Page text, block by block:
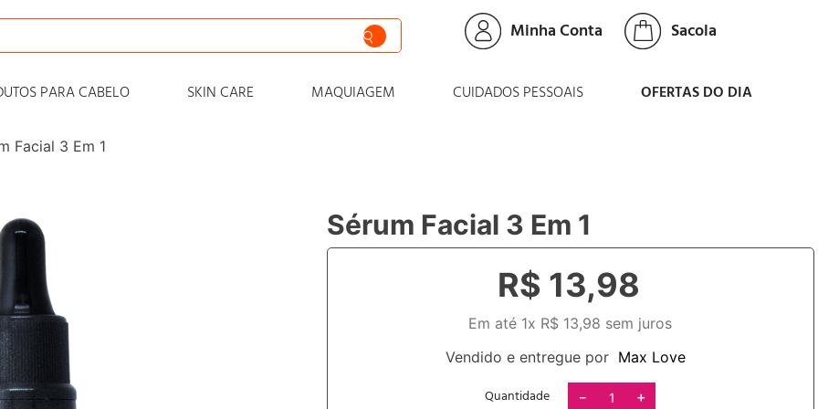
Minha Conta
PARA CABELO SKIN CARE MAQUIAGEM CUIDADOS PESSOAIS OFERTAS DO DIA
Facial 3 Em 1
Sérum Facial 3 Em 1
R$ 13,98
Em até 1x R$ 13,98 sem juros
Vendido e entregue por Max Love
Quantidade ＋
－
progressiva